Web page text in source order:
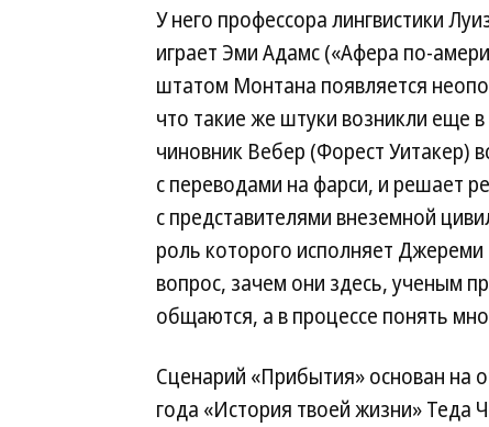
У него профессора лингвистики
играет Эми Адамс («Афера по-
штатом Монтана появляется
что такие же штуки возникли еще
чиновник Вебер (Форест Уитакер)
с переводами на фарси, и решает
с представителями внеземной
роль которого исполняет
вопрос, зачем они здесь, ученым
общаются, а в процессе понять
Сценарий «Прибытия» основан на
года «История твоей жизни» Теда